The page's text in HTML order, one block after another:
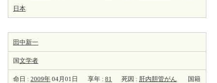
日本
田中新一
国文学者
命日 : 2009年 04月01日 享年 : 81 死因 : 肝内胆管がん
国籍